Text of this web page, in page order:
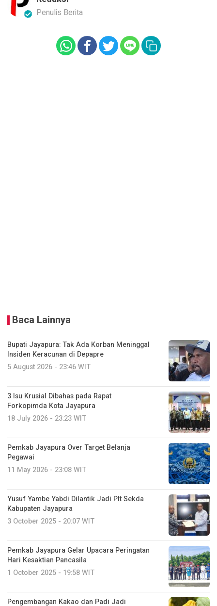
Penulis Berita
Baca Lainnya
Bupati Jayapura: Tak Ada Korban Meninggal
Insiden Keracunan di Depapre
5 August 2026 - 23:46 WIT
3 Isu Krusial Dibahas pada Rapat
Forkopimda Kota Jayapura
18 July 2026 - 23:23 WIT
Pemkab Jayapura Over Target Belanja
Pegawai
11 May 2026 - 23:08 WIT
Yusuf Yambe Yabdi Dilantik Jadi Plt Sekda
Kabupaten Jayapura
3 October 2025 - 20:07 WIT
Pemkab Jayapura Gelar Upacara Peringatan
Hari Kesaktian Pancasila
1 October 2025 - 19:58 WIT
Pengembangan Kakao dan Padi Jadi